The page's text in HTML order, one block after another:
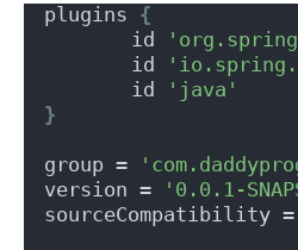
plugins {
	id
	id
	id
'java'
}
group =
version =
'0.0.1-
sourceCompatibility =